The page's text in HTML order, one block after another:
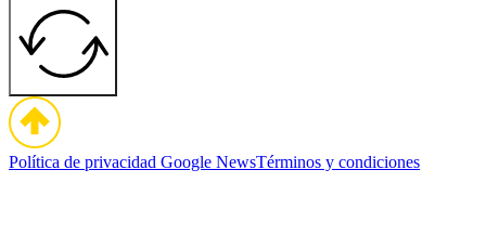
Política de privacidad Google NewsTérminos y condiciones